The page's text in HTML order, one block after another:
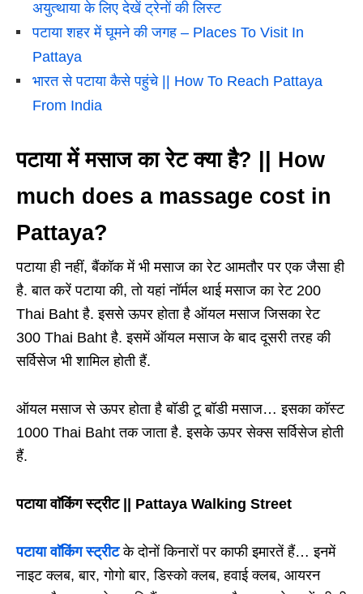
अयुत्थाया के लिए देखें ट्रेनों की लिस्ट
पटाया शहर में घूमने की जगह – Places To Visit In
Pattaya
भारत से पटाया कैसे पहुंचे || How To Reach Pattaya
From India
पटाया में मसाज का रेट क्या है? || How
much does a massage cost in
Pattaya?
पटाया ही नहीं, बैंकॉक में भी मसाज का रेट आमतौर पर एक जैसा ही
है. बात करें पटाया की, तो यहां नॉर्मल थाई मसाज का रेट 200
Thai Baht है. इससे ऊपर होता है ऑयल मसाज जिसका रेट
300 Thai Baht है. इसमें ऑयल मसाज के बाद दूसरी तरह की
सर्विसेज भी शामिल होती हैं.
ऑयल मसाज से ऊपर होता है बॉडी टू बॉडी मसाज… इसका कॉस्ट
1000 Thai Baht तक जाता है. इसके ऊपर सेक्स सर्विसेज होती
हैं.
पटाया वाॅकिंग स्ट्रीट || Pattaya Walking Street
पटाया वाॅकिंग स्ट्रीटके दोनों किनारों पर काफी इमारतें हैं… इनमें
नाइट क्लब, बार, गोगो बार, डिस्को क्लब, हवाई क्लब, आयरन